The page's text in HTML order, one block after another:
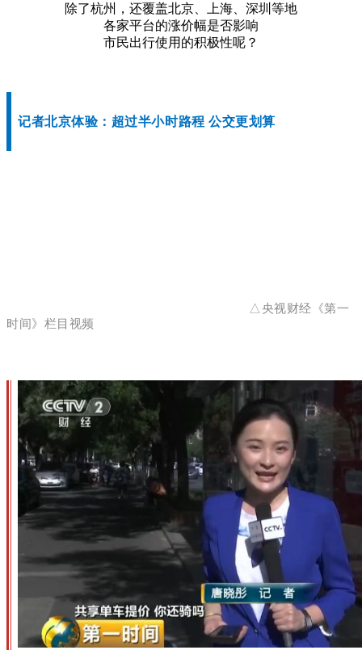
除了杭州，还覆盖北京、上海、深圳等地
各家平台的涨价幅是否影响
市民出行使用的积极性呢？
记者北京体验：超过半小时路程 公交更划算
△央视财经《第一
时间》栏目视频